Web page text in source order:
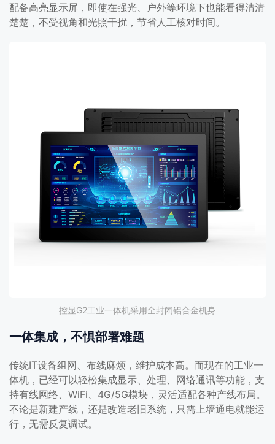
配备高亮显示屏，即使在强光、户外等环境下也能看得清清
楚楚，不受视角和光照干扰，节省人工核对时间。
控显G2工业一体机采用全封闭铝合金机身
一体集成，不惧部署难题
传统IT设备组网、布线麻烦，维护成本高。而现在的工业一
体机，已经可以轻松集成显示、处理、网络通讯等功能，支
持有线网络、WiFi、4G/5G模块，灵活适配各种产线布局。
不论是新建产线，还是改造老旧系统，只需上墙通电就能运
行，无需反复调试。